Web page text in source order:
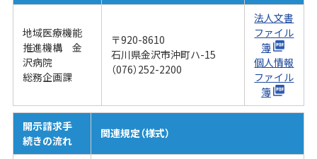
地域医療機能
推進機構 金
沢病院
総務企画課
〒920-8610
石川県金沢市沖町ハ-15
（076）252-2200
法人文書
ファイル
簿
個人情報
ファイル
簿
開示請求手
続きの流れ
関連規定（様式）